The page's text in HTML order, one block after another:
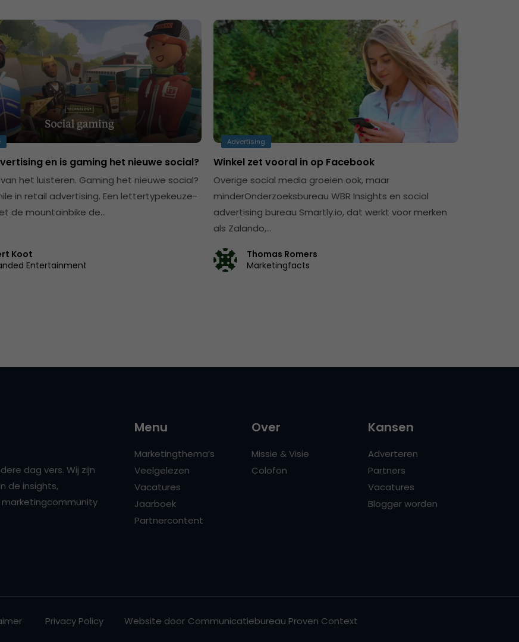
en is gaming het nieuwe social?
het luisteren. Gaming het nieuwe social?
in retail advertising. Een lettertypekeuze-
de mountainbike de…
Koot
Entertainment
Advertising
Winkel zet vooral in op Facebook
Overige social media groeien ook, maar
minderOnderzoeksbureau WBR Insights en social
advertising bureau Smartly.io, dat werkt voor merken
als Zalando,…
Thomas Romers
Marketingfacts
dag vers. Wij zijn
de insights,
marketingcommunity
Menu
Marketingthema’s
Veelgelezen
Vacatures
Jaarboek
Partnercontent
Over
Missie & Visie
Colofon
Kansen
Adverteren
Partners
Vacatures
Blogger worden
Privacy Policy Website door Communicatiebureau Proven Context